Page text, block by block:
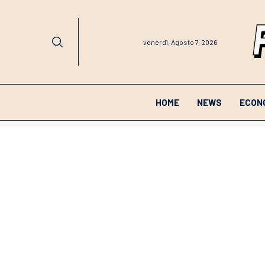
venerdì, Agosto 7, 2026
HOME NEWS